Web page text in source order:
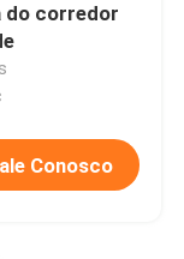
do corredor
Conosco